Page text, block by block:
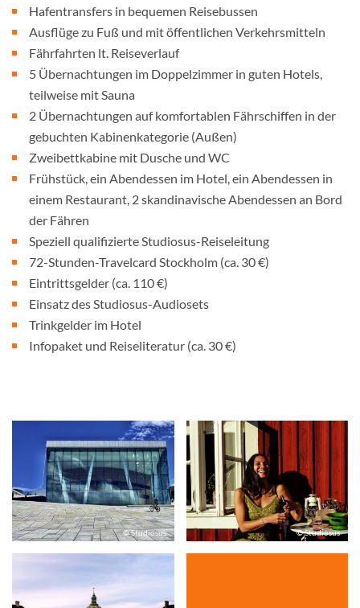
Hafentransfers in bequemen Reisebussen
Ausflüge zu Fuß und mit öffentlichen Verkehrsmitteln
Fährfahrten lt. Reiseverlauf
5 Übernachtungen im Doppelzimmer in guten Hotels,
teilweise mit Sauna
2 Übernachtungen auf komfortablen Fährschiffen in der
gebuchten Kabinenkategorie (Außen)
Zweibettkabine mit Dusche und WC
Frühstück, ein Abendessen im Hotel, ein Abendessen in
einem Restaurant, 2 skandinavische Abendessen an Bord
der Fähren
Speziell qualifizierte Studiosus-Reiseleitung
72-Stunden-Travelcard Stockholm (ca. 30 €)
Eintrittsgelder (ca. 110 €)
Einsatz des Studiosus-Audiosets
Trinkgelder im Hotel
Infopaket und Reiseliteratur (ca. 30 €)
© Studiosus © Studiosus